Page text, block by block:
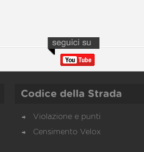
Codice della Strada
Violazione e punti
Censimento Velox